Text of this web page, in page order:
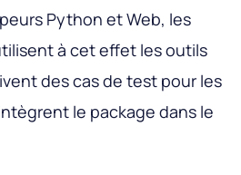
Python et Web, les
à cet effet les outils
des cas de test pour les
le package dans le